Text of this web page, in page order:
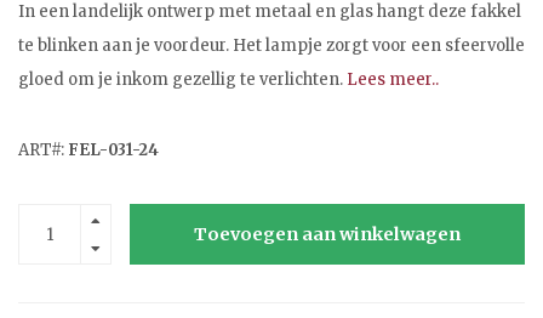
In een landelijk ontwerp met metaal en glas hangt deze fakkel
te blinken aan je voordeur. Het lampje zorgt voor een sfeervolle
gloed om je inkom gezellig te verlichten. Lees meer..
ART#: FEL-031-24
Toevoegen aan winkelwagen